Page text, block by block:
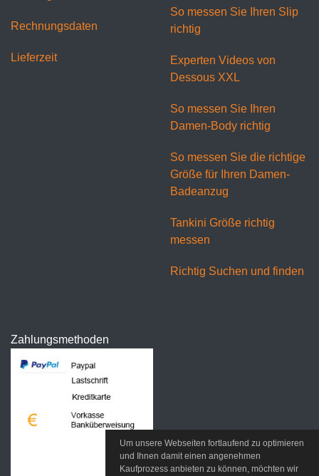
Rechnungsdaten
Lieferzeit
So messen Sie Ihren Slip
richtig
Experten Videos von
Dessous XXL
So messen Sie Ihren
Damen-Body richtig
So messen Sie die richtige
Größe für Ihren Damen-
Badeanzug
Tankini Größe richtig
messen
Richtig Suchen und finden
Zahlungsmethoden
Um unsere Webseiten fortlaufend zu optimieren
und Ihnen damit einen angenehmen
Kaufprozess anbieten zu können, möchten wir